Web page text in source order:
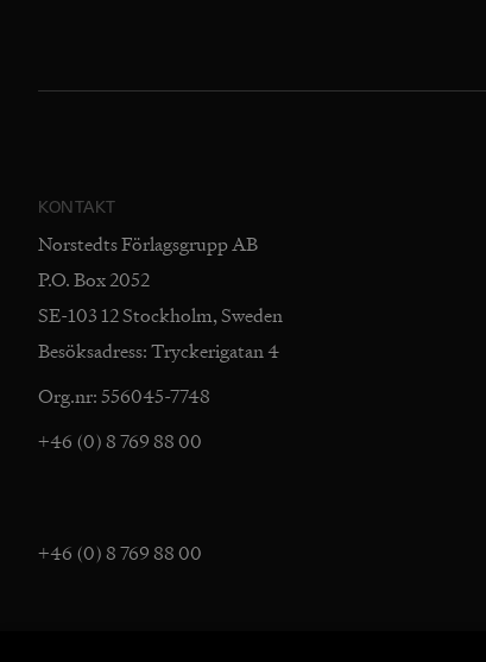
KONTAKT
Norstedts Förlagsgrupp AB
P.O. Box 2052
SE-103 12 Stockholm, Sweden
Besöksadress: Tryckerigatan 4
Org.nr: 556045-7748
+46 (0) 8 769 88 00
+46 (0) 8 769 88 00